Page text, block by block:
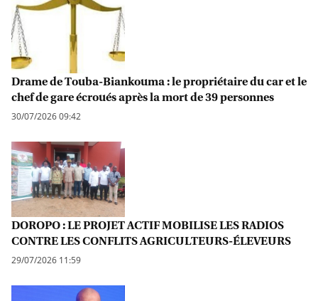
Drame de Touba-Biankouma : le propriétaire du car et le
chef de gare écroués après la mort de 39 personnes
30/07/2026 09:42
DOROPO : LE PROJET ACTIF MOBILISE LES RADIOS
CONTRE LES CONFLITS AGRICULTEURS-ÉLEVEURS
29/07/2026 11:59